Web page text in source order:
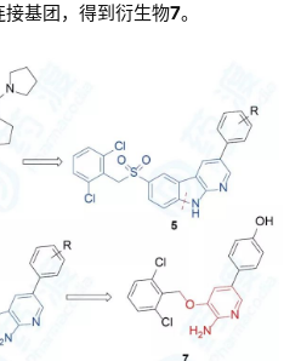
基团，得到衍生物7。